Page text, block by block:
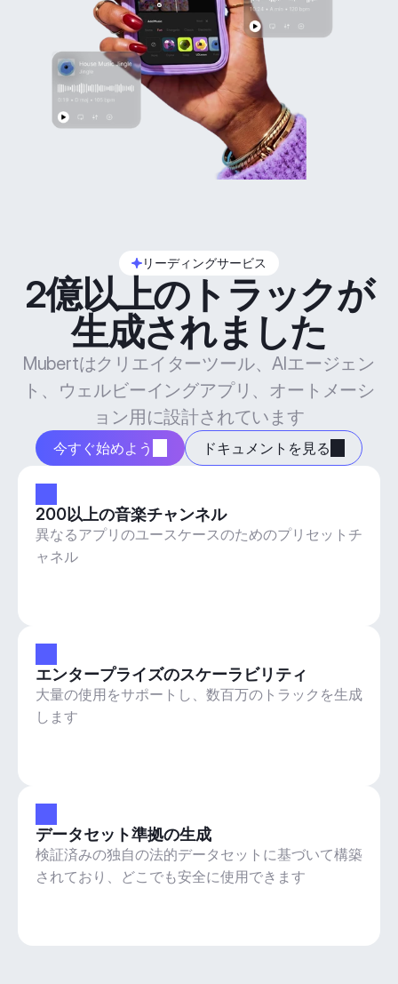
リーディングサービス
2億以上のトラックが
生成されました
Mubertはクリエイターツール、AIエージェン
ト、ウェルビーイングアプリ、オートメーシ
ョン用に設計されています
今すぐ始めよう ドキュメントを見る
200以上の音楽チャンネル
異なるアプリのユースケースのためのプリセットチ
ャネル
エンタープライズのスケーラビリティ
大量の使用をサポートし、数百万のトラックを生成
します
データセット準拠の生成
検証済みの独自の法的データセットに基づいて構築
されており、どこでも安全に使用できます